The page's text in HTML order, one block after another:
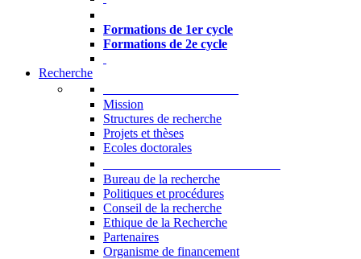
Formations de 1er cycle
Formations de 2e cycle
Recherche
Mission
Structures de recherche
Projets et thèses
Ecoles doctorales
Bureau de la recherche
Politiques et procédures
Conseil de la recherche
Ethique de la Recherche
Partenaires
Organisme de financement